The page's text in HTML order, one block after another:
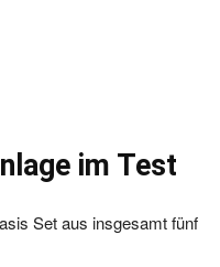
im Test
Set aus insgesamt fünf